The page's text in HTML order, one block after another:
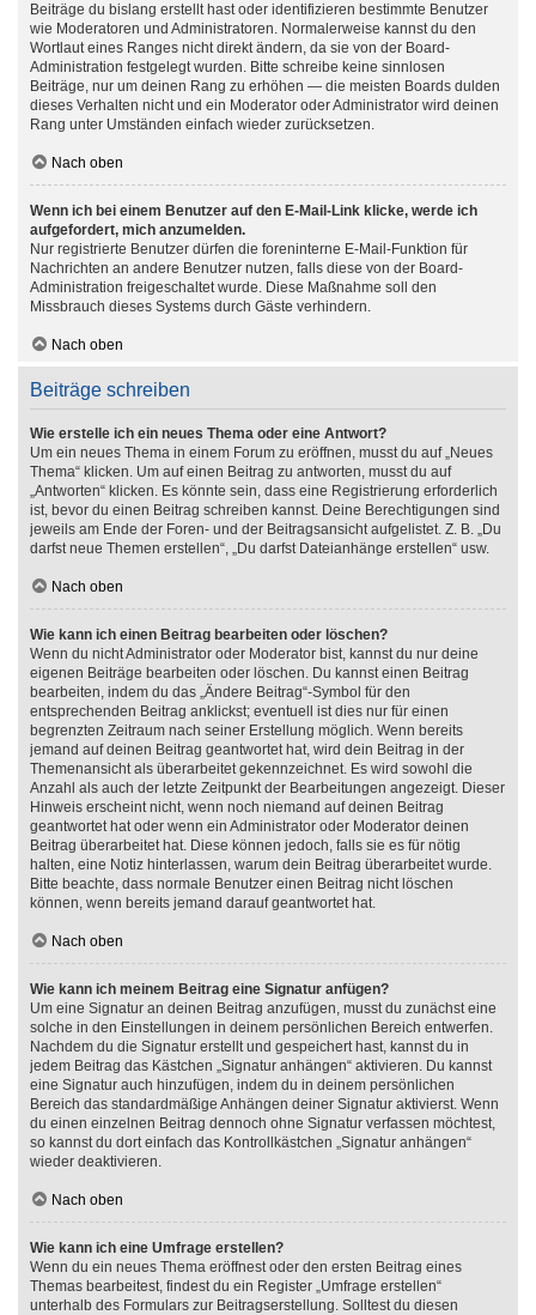
Beiträge du bislang erstellt hast oder identifizieren bestimmte Benutzer
wie Moderatoren und Administratoren. Normalerweise kannst du den
Wortlaut eines Ranges nicht direkt ändern, da sie von der Board-
Administration festgelegt wurden. Bitte schreibe keine sinnlosen
Beiträge, nur um deinen Rang zu erhöhen — die meisten Boards dulden
dieses Verhalten nicht und ein Moderator oder Administrator wird deinen
Rang unter Umständen einfach wieder zurücksetzen.
Nach oben
Wenn ich bei einem Benutzer auf den E-Mail-Link klicke, werde ich
aufgefordert, mich anzumelden.
Nur registrierte Benutzer dürfen die foreninterne E-Mail-Funktion für
Nachrichten an andere Benutzer nutzen, falls diese von der Board-
Administration freigeschaltet wurde. Diese Maßnahme soll den
Missbrauch dieses Systems durch Gäste verhindern.
Nach oben
Beiträge schreiben
Wie erstelle ich ein neues Thema oder eine Antwort?
Um ein neues Thema in einem Forum zu eröffnen, musst du auf „Neues
Thema“ klicken. Um auf einen Beitrag zu antworten, musst du auf
„Antworten“ klicken. Es könnte sein, dass eine Registrierung erforderlich
ist, bevor du einen Beitrag schreiben kannst. Deine Berechtigungen sind
jeweils am Ende der Foren- und der Beitragsansicht aufgelistet. Z. B. „Du
darfst neue Themen erstellen“, „Du darfst Dateianhänge erstellen“ usw.
Nach oben
Wie kann ich einen Beitrag bearbeiten oder löschen?
Wenn du nicht Administrator oder Moderator bist, kannst du nur deine
eigenen Beiträge bearbeiten oder löschen. Du kannst einen Beitrag
bearbeiten, indem du das „Ändere Beitrag“-Symbol für den
entsprechenden Beitrag anklickst; eventuell ist dies nur für einen
begrenzten Zeitraum nach seiner Erstellung möglich. Wenn bereits
jemand auf deinen Beitrag geantwortet hat, wird dein Beitrag in der
Themenansicht als überarbeitet gekennzeichnet. Es wird sowohl die
Anzahl als auch der letzte Zeitpunkt der Bearbeitungen angezeigt. Dieser
Hinweis erscheint nicht, wenn noch niemand auf deinen Beitrag
geantwortet hat oder wenn ein Administrator oder Moderator deinen
Beitrag überarbeitet hat. Diese können jedoch, falls sie es für nötig
halten, eine Notiz hinterlassen, warum dein Beitrag überarbeitet wurde.
Bitte beachte, dass normale Benutzer einen Beitrag nicht löschen
können, wenn bereits jemand darauf geantwortet hat.
Nach oben
Wie kann ich meinem Beitrag eine Signatur anfügen?
Um eine Signatur an deinen Beitrag anzufügen, musst du zunächst eine
solche in den Einstellungen in deinem persönlichen Bereich entwerfen.
Nachdem du die Signatur erstellt und gespeichert hast, kannst du in
jedem Beitrag das Kästchen „Signatur anhängen“ aktivieren. Du kannst
eine Signatur auch hinzufügen, indem du in deinem persönlichen
Bereich das standardmäßige Anhängen deiner Signatur aktivierst. Wenn
du einen einzelnen Beitrag dennoch ohne Signatur verfassen möchtest,
so kannst du dort einfach das Kontrollkästchen „Signatur anhängen“
wieder deaktivieren.
Nach oben
Wie kann ich eine Umfrage erstellen?
Wenn du ein neues Thema eröffnest oder den ersten Beitrag eines
Themas bearbeitest, findest du ein Register „Umfrage erstellen“
unterhalb des Formulars zur Beitragserstellung. Solltest du diesen